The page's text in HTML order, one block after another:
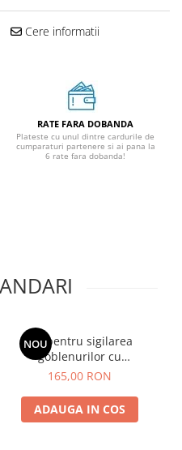
Cere informatii
RATE FARA DOBANDA
Plateste cu unul dintre cardurile de
cumparaturi partenere si ai pana la
6 rate fara dobanda!
NOU
Set pentru sigilarea
goblenurilor cu
diamante, 480 ml
165,00 RON
ADAUGA IN COS